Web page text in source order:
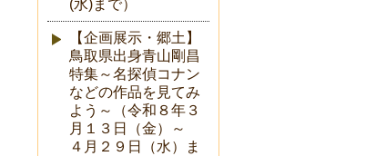
(水)まで）
【企画展示・郷土】
鳥取県出身青山剛昌
特集～名探偵コナン
などの作品を見てみ
よう～（令和８年３
月１３日（金）～
４月２９日（水）ま